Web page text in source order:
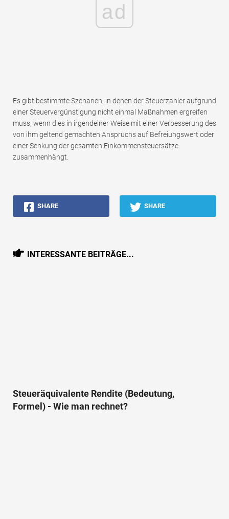
ad
Es gibt bestimmte Szenarien, in denen der Steuerzahler aufgrund
einer Steuervergünstigung nicht einmal Maßnahmen ergreifen
muss, wenn dies in irgendeiner Weise mit einer Verbesserung des
von ihm geltend gemachten Anspruchs auf Befreiungswert oder
einer Senkung der gesamten Einkommensteuersätze
zusammenhängt.
SHARE SHARE
INTERESSANTE BEITRÄGE...
Steueräquivalente Rendite (Bedeutung,
Formel) - Wie man rechnet?